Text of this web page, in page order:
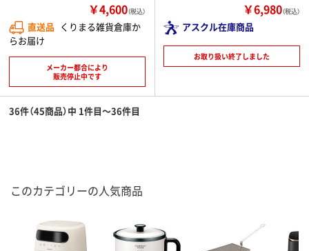
￥4,600（税込）
直送品 くりまる雑貨倉庫か
らお届け
メーカー都合により
販売停止中です
￥6,980（税込）
アスクル在庫商品
お取り扱い終了しました
36件（45商品）中 1件目～36件目
このカテゴリーの人気商品